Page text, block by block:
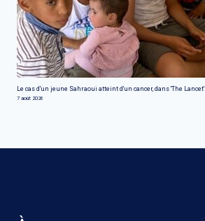
Le cas d'un jeune Sahraoui atteint d'un cancer, dans 'The Lancet'
7 août 2026